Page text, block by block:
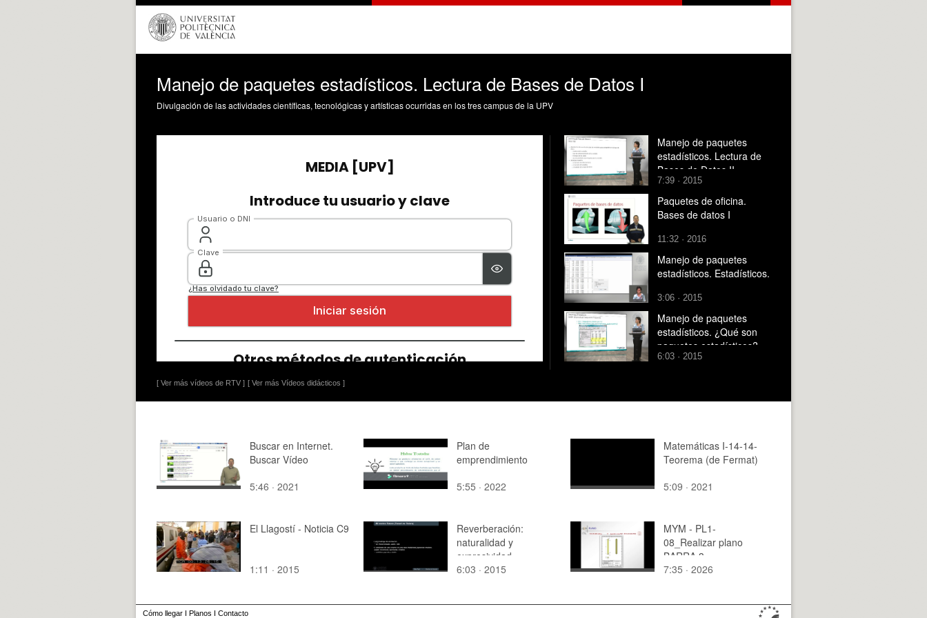
Manejo de paquetes estadísticos. Lectura de Bases de Datos I
Divulgación de las actividades científicas, tecnológicas y artísticas ocurridas en los tres campus de la UPV
[ Ver más vídeos de RTV ] [ Ver más Vídeos didácticos ]
Manejo de paquetes
estadísticos. Lectura de
Bases de Datos II
7:39 · 2015
Paquetes de oficina.
Bases de datos I
11:32 · 2016
Manejo de paquetes
estadísticos. Estadísticos.
3:06 · 2015
Manejo de paquetes
estadísticos. ¿Qué son
paquetes estadísticos?
6:03 · 2015
Buscar en Internet.
Buscar Vídeo
5:46 · 2021
Plan de
emprendimiento
5:55 · 2022
Matemáticas I-14-14-
Teorema (de Fermat)
5:09 · 2021
El Llagostí - Noticia C9
1:11 · 2015
Reverberación:
naturalidad y
expresividad
6:03 · 2015
MYM - PL1-
08_Realizar plano
BARRA 3
7:35 · 2026
Cómo llegar I Planos I Contacto